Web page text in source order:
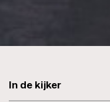
In de kijker